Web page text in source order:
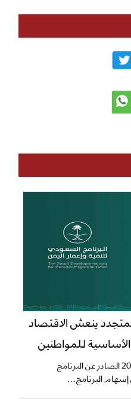
ينعش الاقتصاد
للمواطنين
​كشف تقرير الربع الثاني للعام 2026 الصادر عن البرنامج
البرنامج...